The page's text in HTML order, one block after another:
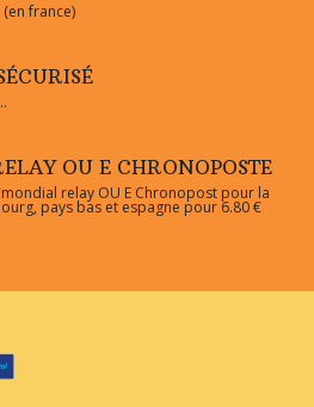
france)
OU E CHRONOPOSTE
relay OU E Chronopost pour la
pays bas et espagne pour 6.80 €